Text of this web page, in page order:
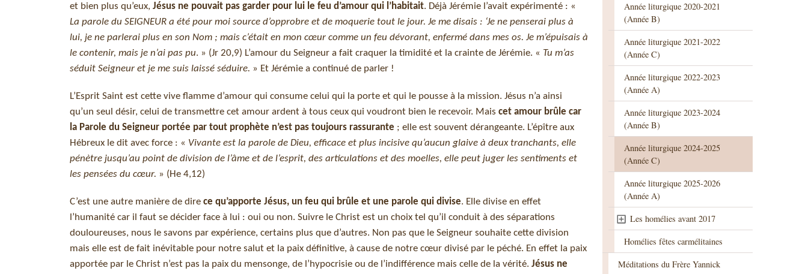
et bien plus qu’eux, Jésus ne pouvait pas garder pour lui le feu d’amour qui l’habitait. Déjà Jérémie l’avait expérimenté : «
La parole du SEIGNEUR a été pour moi source d’opprobre et de moquerie tout le jour. Je me disais : ‘Je ne penserai plus à
lui, je ne parlerai plus en son Nom ; mais c’était en mon cœur comme un feu dévorant, enfermé dans mes os. Je m’épuisais à
le contenir, mais je n’ai pas pu. » (Jr 20,9) L’amour du Seigneur a fait craquer la timidité et la crainte de Jérémie. « Tu m’as
séduit Seigneur et je me suis laissé séduire. » Et Jérémie a continué de parler !
L’Esprit Saint est cette vive flamme d’amour qui consume celui qui la porte et qui le pousse à la mission. Jésus n’a ainsi
qu’un seul désir, celui de transmettre cet amour ardent à tous ceux qui voudront bien le recevoir. Mais cet amour brûle car
la Parole du Seigneur portée par tout prophète n’est pas toujours rassurante ; elle est souvent dérangeante. L’épître aux
Hébreux le dit avec force : « Vivante est la parole de Dieu, efficace et plus incisive qu’aucun glaive à deux tranchants, elle
pénètre jusqu’au point de division de l’âme et de l’esprit, des articulations et des moelles, elle peut juger les sentiments et
les pensées du cœur. » (He 4,12)
C’est une autre manière de dire ce qu’apporte Jésus, un feu qui brûle et une parole qui divise. Elle divise en effet
l’humanité car il faut se décider face à lui : oui ou non. Suivre le Christ est un choix tel qu’il conduit à des séparations
douloureuses, nous le savons par expérience, certains plus que d’autres. Non pas que le Seigneur souhaite cette division
mais elle est de fait inévitable pour notre salut et la paix définitive, à cause de notre cœur divisé par le péché. En effet la paix
apportée par le Christ n’est pas la paix du mensonge, de l’hypocrisie ou de l’indifférence mais celle de la vérité. Jésus ne
Année liturgique 2020-2021
(Année B)
Année liturgique 2021-2022
(Année C)
Année liturgique 2022-2023
(Année A)
Année liturgique 2023-2024
(Année B)
Année liturgique 2024-2025
(Année C)
Année liturgique 2025-2026
(Année A)
Les homélies avant 2017
Homélies fêtes carmélitaines
Méditations du Frère Yannick